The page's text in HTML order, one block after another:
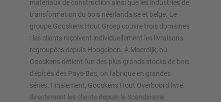
matériaux de construction ainsi que les industries de
transformation du bois néerlandaise et belge. Le
groupe Gooskens Hout Groep couvre trois domaines
: les clients reçoivent individuellement les livraisons
regroupées depuis Hoogeloon. A Moerdijk, où
Gooskens détient l'un des plus grands stocks de bois
d'épicéa des Pays-Bas, on fabrique en grandes
séries. Finalement, Gooskens Hout Overboord livre
directement les clients depuis la Scandinavie.